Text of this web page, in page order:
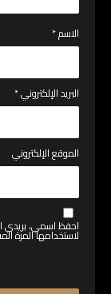
الاسم*
البريد الإلكتروني*
الموقع الإلكتروني
احفظ اسمي، بريدي
لاستخدامها المرة